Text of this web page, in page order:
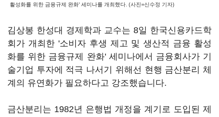
활성화를 위한 금융규제 완화' 세미나를 개최했다. (사진=신수정 기자)
김상봉 한성대 경제학과 교수는 8일 한국신용카드학
회가 개최한 '소비자 후생 제고 및 생산적 금융 활성
화를 위한 금융규제 완화' 세미나에서 금융회사가 기
술기업 투자에 적극 나서기 위해선 현행 금산분리 체
계의 유연화가 필요하다고 강조했습니다.
금산분리는 1982년 은행법 개정을 계기로 도입된 제